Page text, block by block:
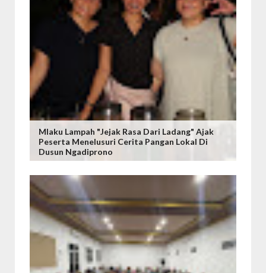
Mlaku Lampah "Jejak Rasa Dari Ladang" Ajak
Peserta Menelusuri Cerita Pangan Lokal Di
Dusun Ngadiprono